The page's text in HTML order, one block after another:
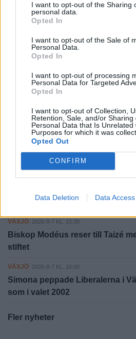
I want to opt-out of the Sharing
personal data.
Opted In
I want to opt-out of the Sale of
Personal Data.
Opted In
I want to opt-out of processing
Personal Data for Targeted
Opted In
I want to opt-out of Collection,
Retention, Sale, and/or Sharing
Personal Data that Is Unrelated
Purposes for which it was
Opted Out
CONFIRM
Data Deletion Data Access
2026-7-3 KL. 18:00
Västrabokyrkan såld - kristen
2026-7-2 KL. 20:00
Fler nyheter
MEST LÄSTA VÄXJÖ
2026-8-7 KL. 14:00
Leijonkungen på valturné i Växjö
VÄXJÖ 2026-8-7 KL. 15:35
byråkratiska"
VÄXJÖ 2026-8-7 KL. 15:30
Biskop Modéus reser till Taizé
stiftet
VÄXJÖ 2026-8-7 KL. 16:00
Simona peppade Liberalerna i
som i valet 2002
Fler nyheter